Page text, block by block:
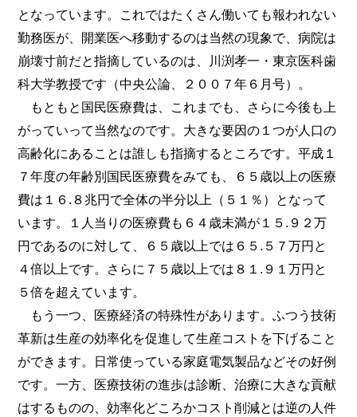
となっています。これではたくさん働いても報われない
勤務医が、開業医へ移動するのは当然の現象で、病院は
崩壊寸前だと指摘しているのは、川渕孝一・東京医科歯
科大学教授です（中央公論、２００７年６月号）。
もともと国民医療費は、これまでも、さらに今後も上
がっていって当然なのです。大きな要因の１つが人口の
高齢化にあることは誰しも指摘するところです。平成１
７年度の年齢別国民医療費をみても、６５歳以上の医療
費は１６.８兆円で全体の半分以上（５１％）となって
います。１人当りの医療費も６４歳未満が１５.９２万
円であるのに対して、６５歳以上では６５.５７万円と
４倍以上です。さらに７５歳以上では８１.９１万円と
５倍を超えています。
もう一つ、医療経済の特殊性があります。ふつう技術
革新は生産の効率化を促進して生産コストを下げること
ができます。日常使っている家庭電気製品などその好例
です。一方、医療技術の進歩は診断、治療に大きな貢献
はするものの、効率化どころかコスト削減とは逆の人件